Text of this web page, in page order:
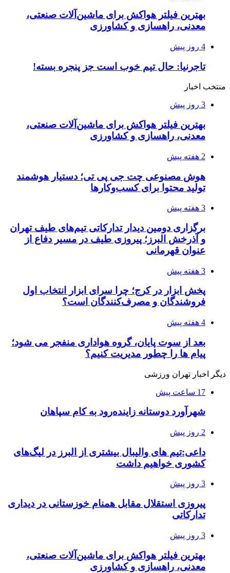
بهترین فیلتر هواکش برای ماشین‌آلات صنعتی،
معدنی، راهسازی و کشاورزی
4 روز پیش
تاجرنیا: حال تیم خوب است جز پنجره بسته!
منتخب اخبار
3 روز پیش
بهترین فیلتر هواکش برای ماشین‌آلات صنعتی،
معدنی، راهسازی و کشاورزی
2 هفته پیش
هوش مصنوعی چت جی پی تی؛ دستیار هوشمند
تولید محتوا برای کسب‌وکارها
3 هفته پیش
برگزاری دومین دیدار تدارکاتی تیم‌های طیف تهران
و آذرخش البرز؛ پیروزی طیف در مسیر دفاع از
عنوان قهرمانی
3 هفته پیش
پخش ابزار در کرج؛ چرا سرای ابزار انتخاب اول
فروشندگان و مصرف‌کنندگان است؟
4 هفته پیش
بعد از سوت پایان، گروه هواداری منفجر می شود؛
پیام ها را چطور مدیریت کنیم؟
دیگر اخبار تهران ورزشی
17 ساعت پیش
شهرآورد دوستانه زاینده‌رود به کام سپاهان
2 روز پیش
داعی:تیم های والیبال بیشتری از البرز در لیگ‌های
کشوری خواهیم داشت
3 روز پیش
پیروزی استقلال مقابل همنام خوزستانی در دیداری
تدارکاتی
3 روز پیش
بهترین فیلتر هواکش برای ماشین‌آلات صنعتی،
معدنی، راهسازی و کشاورزی